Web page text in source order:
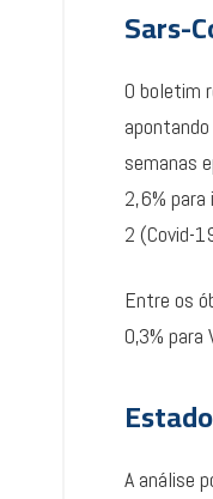
Sars-
O boletim
semanas
2,6% para
2 (Covid-
Entre os
0,3% para
A análise